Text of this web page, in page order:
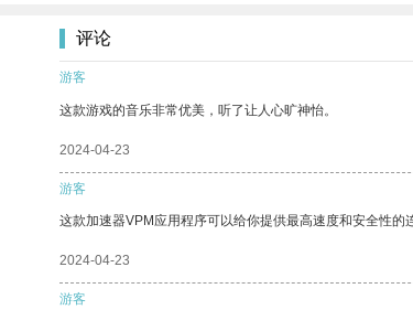
评论
游客
这款游戏的音乐非常优美，听了让人心旷神怡。
2024-04-23
游客
这款加速器VPM应用程序可以给你提供最高速度和安全性的
2024-04-23
游客